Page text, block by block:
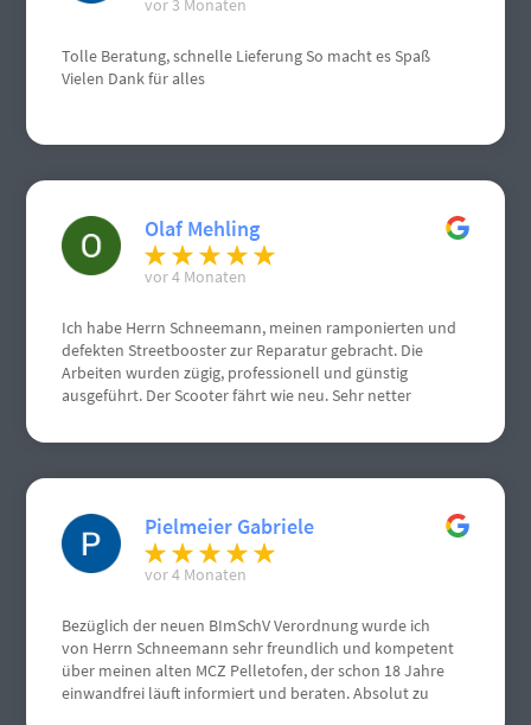
vor 3 Monaten
Tolle Beratung, schnelle Lieferung So macht es Spaß
Vielen Dank für alles
Olaf Mehling
vor 4 Monaten
Ich habe Herrn Schneemann, meinen ramponierten und
defekten Streetbooster zur Reparatur gebracht. Die
Arbeiten wurden zügig, professionell und günstig
ausgeführt. Der Scooter fährt wie neu. Sehr netter
Pielmeier Gabriele
vor 4 Monaten
Bezüglich der neuen BImSchV Verordnung wurde ich
von Herrn Schneemann sehr freundlich und kompetent
über meinen alten MCZ Pelletofen, der schon 18 Jahre
einwandfrei läuft informiert und beraten. Absolut zu